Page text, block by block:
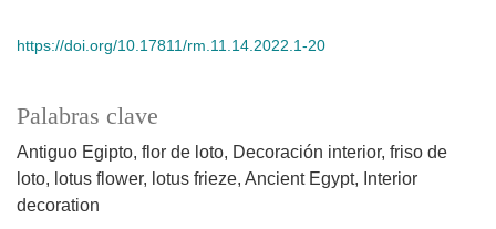
Palabras clave
Antiguo Egipto flor de loto Decoración interior friso de
loto
lotus flower lotus frieze Ancient Egypt
Interior
decoration
https://doi.org/10.17811/rm.11.14.2022.1-20